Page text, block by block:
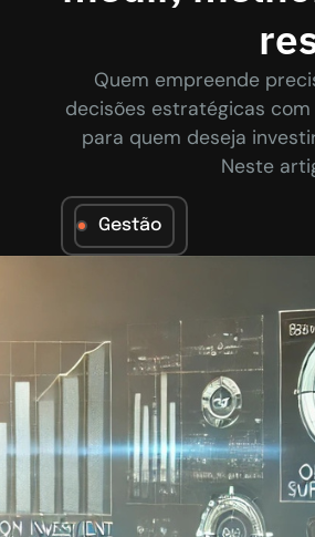
Quem empreende
decisões estratégicas
para quem deseja
Neste
Gestão